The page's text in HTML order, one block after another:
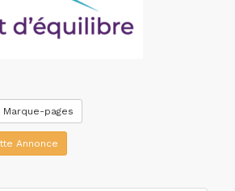
Marque-pages
Annonce